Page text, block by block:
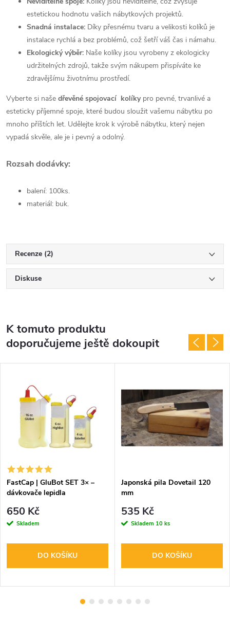
estetickou hodnotu vašich nábytkových projektů.
Snadná instalace: Díky přesnému tvaru a velikosti kolíků je
instalace rychlá a bez problémů, což šetří váš čas i námahu.
Ekologický výběr: Naše kolíky jsou vyrobeny z ekologicky
udržitelných zdrojů, takže svým nákupem přispíváte ke
zdravějšímu životnímu prostředí.
Vyberte si naše dřevěné spojovací kolíkypro pevné, trvanlivé a
esteticky příjemné spoje, které budou sloužit vašemu nábytku po
mnoho příštích let. Udělejte krok k výrobě nábytku, který nejen
vypadá skvěle, ale je i pevný a odolný.
Rozsah dodávky:
balení: 100ks.
materiál: buk.
Recenze (2)
Diskuse
K tomuto produktu
doporučujeme ještě dokoupit
FastCap | GluBot SET 3× –
dávkovače lepidla
650 Kč
Skladem
DO KOŠÍKU
Japonská pila Dovetail 120
mm
535 Kč
Skladem 10 ks
DO KOŠÍKU